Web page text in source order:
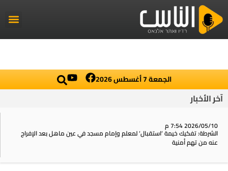
الجمعة 7 أغسطس 2026
آخر الأخبار
2026/05/10 7:54 م
الشرطة: تفكيك خيمة ‘استقبال‘ لمعلم وإمام مسجد في عين ماهل بعد الإفراج
عنه من تهم أمنية